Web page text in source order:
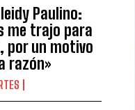
Paulino:
me trajo para
por un motivo
razón»